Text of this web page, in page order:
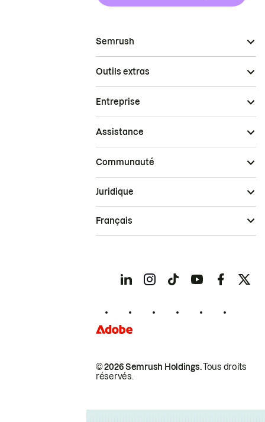
Semrush
Outils extras
Entreprise
Assistance
Communauté
© 2026 Semrush Holdings.Tous droits
réservés.
Juridique
Français